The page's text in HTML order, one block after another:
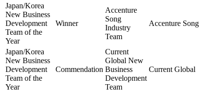
Japan/Korea
New Business
Development
Team of the
Year
Winner
Accenture
Song
Industry
Team
Accenture Song
Japan/Korea
New Business
Development
Team of the
Year
Commendation
Current
Global New
Business
Development
Team
Current Global